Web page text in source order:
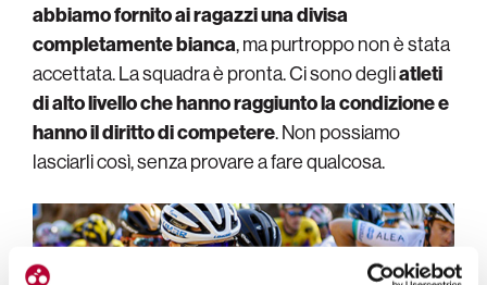
abbiamo fornito ai ragazzi una divisa
completamente bianca, ma purtroppo non è stata
accettata. La squadra è pronta. Ci sono degliatleti
di alto livello che hanno raggiunto la condizione e
hanno il diritto di competere. Non possiamo
lasciarli così, senza provare a fare qualcosa.